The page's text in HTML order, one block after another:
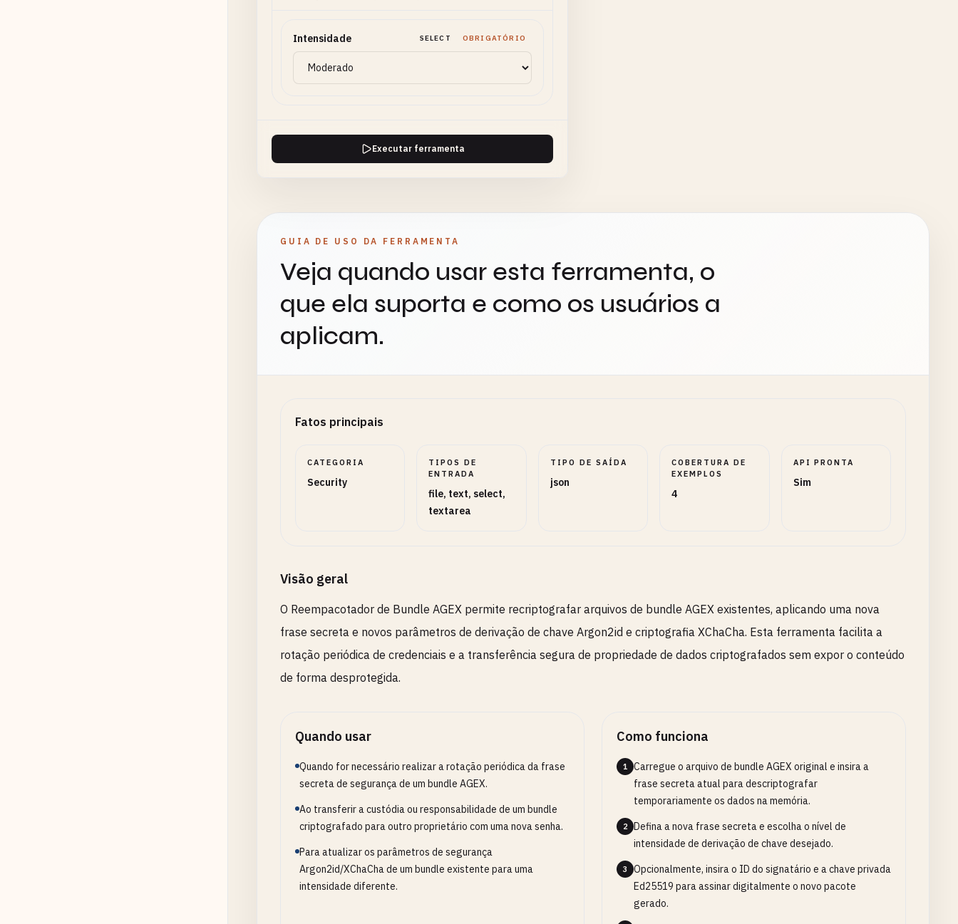
Intensidade SELECT OBRIGATÓRIO
Executar ferramenta
GUIA DE USO DA FERRAMENTA
Veja quando usar esta ferramenta, o
que ela suporta e como os usuários a
aplicam.
Fatos principais
CATEGORIA
Security
TIPOS DE
ENTRADA
file, text, select,
textarea
TIPO DE SAÍDA
json
COBERTURA DE
EXEMPLOS
4
API PRONTA
Sim
Visão geral
O Reempacotador de Bundle AGEX permite recriptografar arquivos de bundle AGEX existentes, aplicando uma nova
frase secreta e novos parâmetros de derivação de chave Argon2id e criptografia XChaCha. Esta ferramenta facilita a
rotação periódica de credenciais e a transferência segura de propriedade de dados criptografados sem expor o conteúdo
de forma desprotegida.
Quando usar
Quando for necessário realizar a rotação periódica da frase
secreta de segurança de um bundle AGEX.
Ao transferir a custódia ou responsabilidade de um bundle
criptografado para outro proprietário com uma nova senha.
Para atualizar os parâmetros de segurança
Argon2id/XChaCha de um bundle existente para uma
intensidade diferente.
Como funciona
1
Carregue o arquivo de bundle AGEX original e insira a
frase secreta atual para descriptografar
temporariamente os dados na memória.
2
Defina a nova frase secreta e escolha o nível de
intensidade de derivação de chave desejado.
3
Opcionalmente, insira o ID do signatário e a chave privada
Ed25519 para assinar digitalmente o novo pacote
gerado.